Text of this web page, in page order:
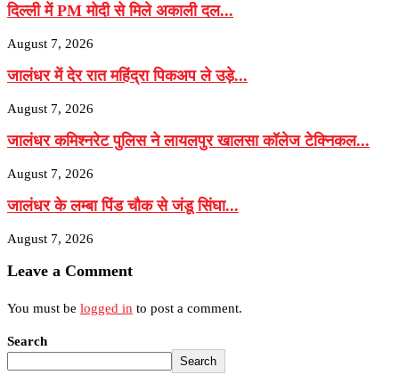
दिल्ली में PM मोदी से मिले अकाली दल...
August 7, 2026
जालंधर में देर रात महिंद्रा पिकअप ले उड़े...
August 7, 2026
जालंधर कमिश्नरेट पुलिस ने लायलपुर खालसा कॉलेज टेक्निकल...
August 7, 2026
जालंधर के लम्बा पिंड चौक से जंडू सिंघा...
August 7, 2026
Leave a Comment
You must be logged in to post a comment.
Search
Search